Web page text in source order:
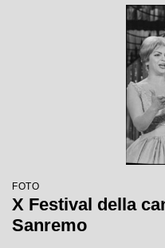
FOTO
X Festival della
Sanremo